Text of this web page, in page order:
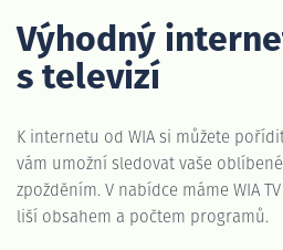
Výhodný
s televizí
K internetu od WIA si můžete
vám umožní sledovat vaše
zpožděním. V nabídce máme WIA
liší obsahem a počtem programů.